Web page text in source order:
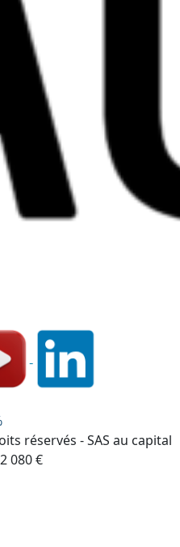
réservés - SAS au capital
080 €